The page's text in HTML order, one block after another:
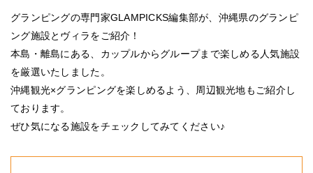
グランピングの専門家GLAMPICKS編集部が、沖縄県のグランピ
ング施設とヴィラをご紹介！
本島・離島にある、カップルからグループまで楽しめる人気施設
を厳選いたしました。
沖縄観光×グランピングを楽しめるよう、周辺観光地もご紹介し
ております。
ぜひ気になる施設をチェックしてみてください♪